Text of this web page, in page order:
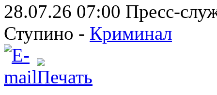
28.07.26 07:00 Пресс-
Ступино - Криминал